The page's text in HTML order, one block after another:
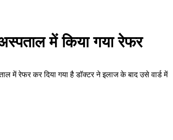
अस्पताल में किया गया रेफर
में रेफर कर दिया गया है डॉक्टर ने इलाज के बाद उसे वार्ड में